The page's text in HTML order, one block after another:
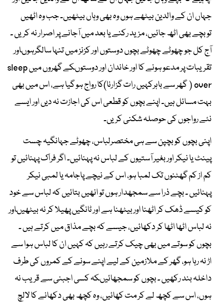
جہاں ان کے والدین بیٹھے ہوں وہ بھی وہاں بیٹھیں۔ جب وہ اٹھیں
توبچے بھی اٹھ جائیں، مزید رکنے یا بعد میں آجانے پر اصرار نہ کریں ۔
آج کل جو چھوٹے چھوٹے بچوں دوستوں اور کزنز میں تنہا سالگرہوںاور
تقریبات پر مدعو ہونے کا اور خاندان اور دوستوںکے گھروں میں sleep
over ( گھر سے باہرکہیں رات گزارنا)کا رواج ہو گیا ہے، اس میں بھی
بہت مسائل ہیں۔ اپنے بچوں کو قطعی اس کی اجازت نہ دیں اور ایسے
نئے رواجوں کی حوصلہ شکنی کریں۔
اپنی بچوں کو بچپن سے ہی مختصرلباس، چھوٹے جہانگیہ چست
پینٹ یا نیکر اور بغیر آستیوں کے لباس نہ پہنائیں۔ اگر فراک پہنائیں تو
کم از کم گھٹنوں تک لمبا ہو، اس کے نیچے پاجامہ یا لمبی نیکر
پہنائیں ۔ بچے ذرا سے سمجھدار ہوں تو انھیں بتائیں کہ لباس سے خود
کو کیسے ڈھک کر اٹھنا اور بیٹھنا ہے اور ٹانگیں پھیلا کر نہ بیٹھیںاور
نہ لباس اٹھا اٹھا کر دکھائیں، جیسے کہ بچے مذاق میں کرتے ہیں ۔
بچوں کو سوتے میں بھی چیک کرتے رہیں کہ کہیں ان کا لباس ہوا سے
اڑ نہ رہا ہو، گھر کے ملازمین کے لیے اپنے سونے کے کمروں کی طرف
داخلہ بند رکھیں ۔ بچوں کو سمجھائیںکہ کسی اجبنی سے قریب نہ
ہوں، اس سے کچھ لے کر مت کھائیں، وہ کچھ بھی دکھانے کا لالچ